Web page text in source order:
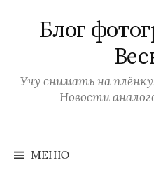
содержимому
Блог
Учу снимать на
Новости
МЕНЮ